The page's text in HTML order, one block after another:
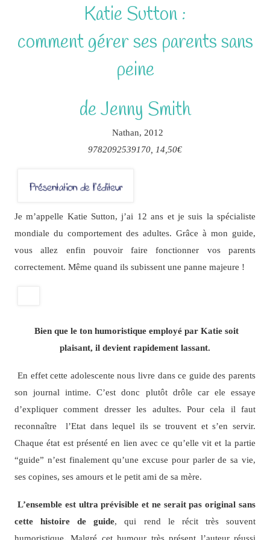
Katie Sutton :
comment gérer ses parents sans
peine
de Jenny Smith
Nathan, 2012
9782092539170, 14,50€
Je m’appelle Katie Sutton, j’ai 12 ans et je suis la spécialiste
mondiale du comportement des adultes. Grâce à mon guide,
vous allez enfin pouvoir faire fonctionner vos parents
correctement. Même quand ils subissent une panne majeure !
Bien que le ton humoristique employé par Katie soit
plaisant, il devient rapidement lassant.
En effet cette adolescente nous livre dans ce guide des parents
son journal intime. C’est donc plutôt drôle car ele essaye
d’expliquer comment dresser les adultes. Pour cela il faut
reconnaître l’Etat dans lequel ils se trouvent et s’en servir.
Chaque état est présenté en lien avec ce qu’elle vit et la partie
“guide” n’est finalement qu’une excuse pour parler de sa vie,
ses copines, ses amours et le petit ami de sa mère.
L’ensemble est ultra prévisible et ne serait pas original sans
cette histoire de guide, qui rend le récit très souvent